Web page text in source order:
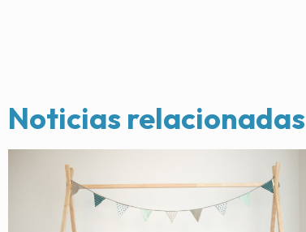
Noticias relacionadas